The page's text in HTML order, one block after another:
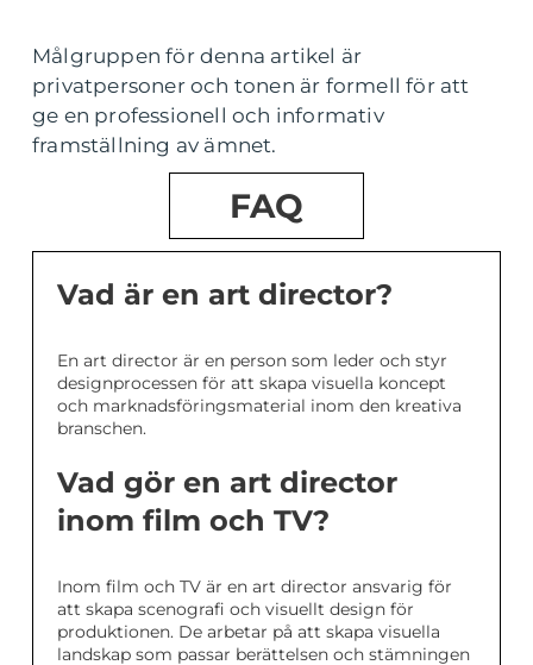
Målgruppen för denna artikel är
privatpersoner och tonen är formell för att
ge en professionell och informativ
framställning av ämnet.
FAQ
Vad är en art director?
En art director är en person som leder och styr
designprocessen för att skapa visuella koncept
och marknadsföringsmaterial inom den kreativa
branschen.
Vad gör en art director
inom film och TV?
Inom film och TV är en art director ansvarig för
att skapa scenografi och visuellt design för
produktionen. De arbetar på att skapa visuella
landskap som passar berättelsen och stämningen